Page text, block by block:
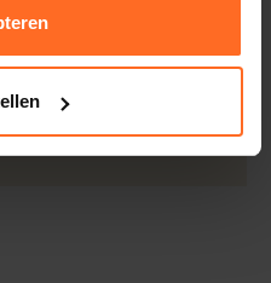
jaar en krijg € 5,- retour
Log in je account en